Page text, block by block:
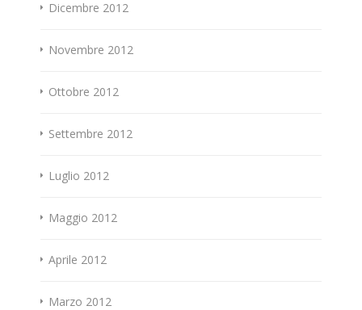
Dicembre 2012
Novembre 2012
Ottobre 2012
Settembre 2012
Luglio 2012
Maggio 2012
Aprile 2012
Marzo 2012